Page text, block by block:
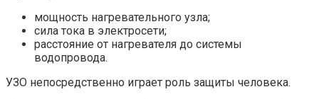
мощность нагревательного узла;
сила тока в электросети;
расстояние от нагревателя до системы
водопровода.
УЗО непосредственно играет роль защиты человека.